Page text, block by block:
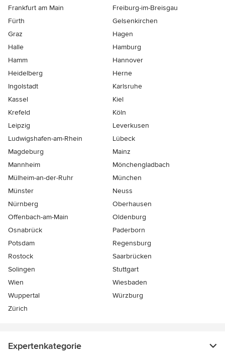
Frankfurt am Main
Freiburg-im-Breisgau
Fürth
Gelsenkirchen
Graz
Hagen
Halle
Hamburg
Hamm
Hannover
Heidelberg
Herne
Ingolstadt
Karlsruhe
Kassel
Kiel
Krefeld
Köln
Leipzig
Leverkusen
Ludwigshafen-am-Rhein
Lübeck
Magdeburg
Mainz
Mannheim
Mönchen­gladbach
Mülheim-an-der-Ruhr
München
Münster
Neuss
Nürnberg
Oberhausen
Offenbach-am-Main
Oldenburg
Osnabrück
Paderborn
Potsdam
Regensburg
Rostock
Saarbrücken
Solingen
Stuttgart
Wien
Wiesbaden
Wuppertal
Würzburg
Zürich
Expertenkategorie